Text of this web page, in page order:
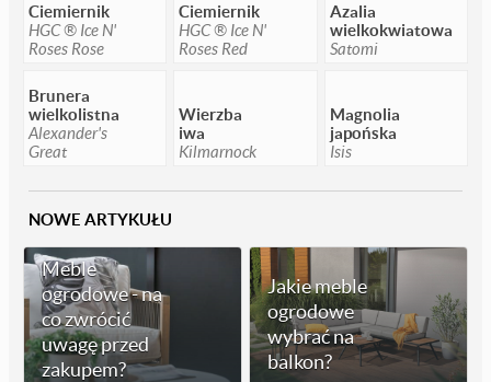
Ciemiernik
HGC ® Ice N'
Roses Rose
Ciemiernik
HGC ® Ice N'
Roses Red
Azalia
wielkokwiatowa
Satomi
Brunera
wielkolistna
Alexander's
Great
Wierzba
iwa
Kilmarnock
Magnolia
japońska
Isis
NOWE ARTYKUŁU
Meble
ogrodowe - na
co zwrócić
uwagę przed
zakupem?
Jakie meble
ogrodowe
wybrać na
balkon?